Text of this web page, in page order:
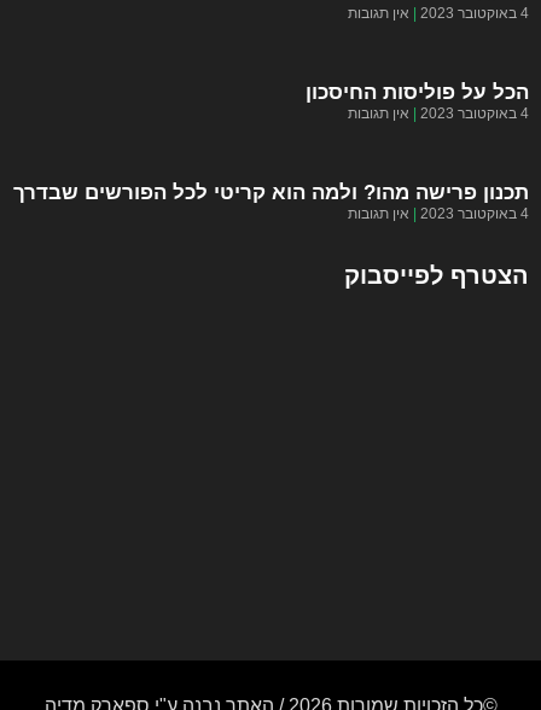
4 באוקטובר 2023 אין תגובות
הכל על פוליסות החיסכון
4 באוקטובר 2023 אין תגובות
תכנון פרישה מהו? ולמה הוא קריטי לכל הפורשים שבדרך
4 באוקטובר 2023 אין תגובות
הצטרף לפייסבוק
©כל הזכויות שמורות 2026 / האתר נבנה ע"י ספארק מדיה